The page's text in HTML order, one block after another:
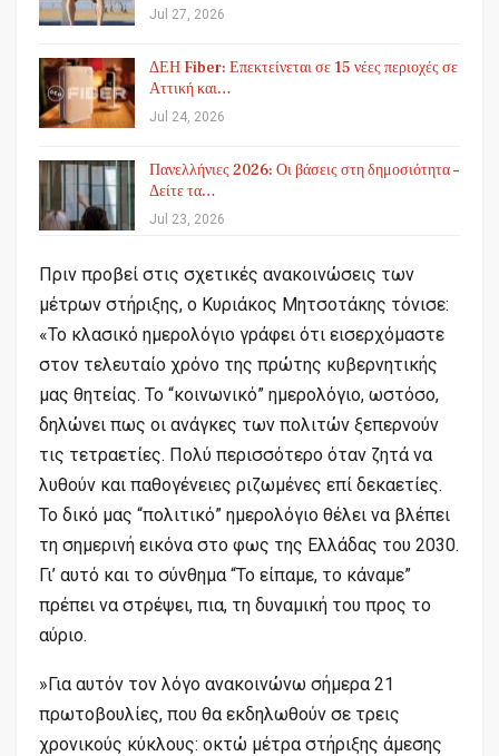
Jul 27, 2026
ΔΕΗ Fiber: Επεκτείνεται σε 15 νέες περιοχές σε
Αττική και…
Jul 24, 2026
Πανελλήνιες 2026: Οι βάσεις στη δημοσιότητα –
Δείτε τα…
Jul 23, 2026
Πριν προβεί στις σχετικές ανακοινώσεις των
μέτρων στήριξης, ο Κυριάκος Μητσοτάκης τόνισε:
«Το κλασικό ημερολόγιο γράφει ότι εισερχόμαστε
στον τελευταίο χρόνο της πρώτης κυβερνητικής
μας θητείας. Το “κοινωνικό” ημερολόγιο, ωστόσο,
δηλώνει πως οι ανάγκες των πολιτών ξεπερνούν
τις τετραετίες. Πολύ περισσότερο όταν ζητά να
λυθούν και παθογένειες ριζωμένες επί δεκαετίες.
Το δικό μας “πολιτικό” ημερολόγιο θέλει να βλέπει
τη σημερινή εικόνα στο φως της Ελλάδας του 2030.
Γι’ αυτό και το σύνθημα “Το είπαμε, το κάναμε”
πρέπει να στρέψει, πια, τη δυναμική του προς το
αύριο.
»Για αυτόν τον λόγο ανακοινώνω σήμερα 21
πρωτοβουλίες, που θα εκδηλωθούν σε τρεις
χρονικούς κύκλους: οκτώ μέτρα στήριξης άμεσης